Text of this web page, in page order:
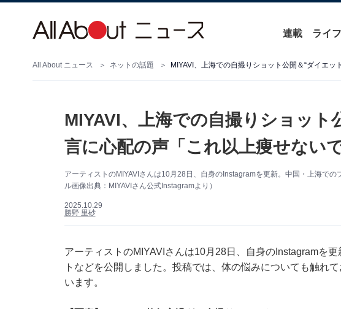
連載 ライフ
All About ニュース ネットの話題 MIYAVI、上海での自撮りショット公開＆“ダイエッ
MIYAVI、上海での自撮りショット
言に心配の声「これ以上痩せないで
アーティストのMIYAVIさんは10月28日、自身のInstagramを更新。中国・上海で
ル画像出典：MIYAVIさん公式Instagramより）
2025.10.29
勝野 里砂
アーティストのMIYAVIさんは10月28日、自身のInstagramを
トなどを公開しました。投稿では、体の悩みについても触れ
います。